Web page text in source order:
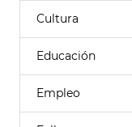
Cultura
Educación
Empleo